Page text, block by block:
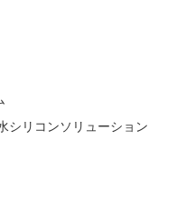
シリコンソリューション